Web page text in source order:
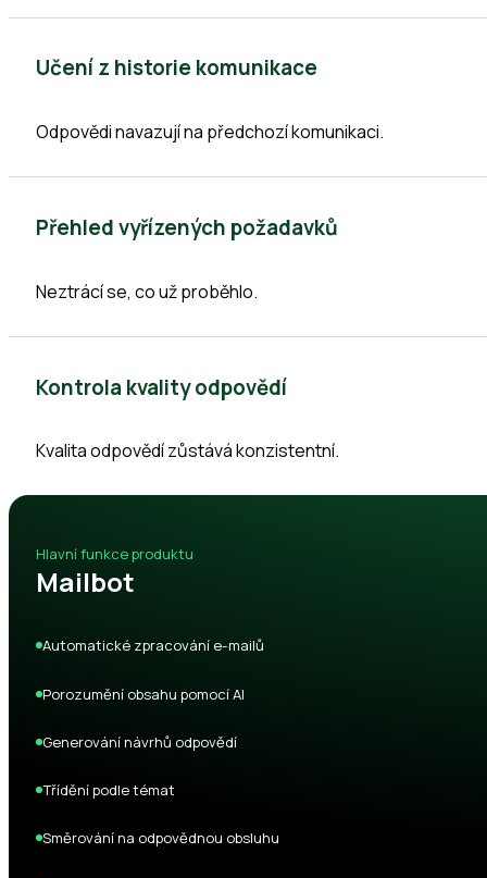
Učení z historie komunikace
Odpovědi navazují na předchozí komunikaci.
Přehled vyřízených požadavků
Neztrácí se, co už proběhlo.
Kontrola kvality odpovědí
Kvalita odpovědí zůstává konzistentní.
Hlavní funkce produktu
Mailbot
Automatické zpracování e-mailů
Porozumění obsahu pomocí AI
Generování návrhů odpovědí
Třídění podle témat
Směrování na odpovědnou obsluhu